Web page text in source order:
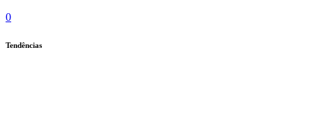
0
Tendências